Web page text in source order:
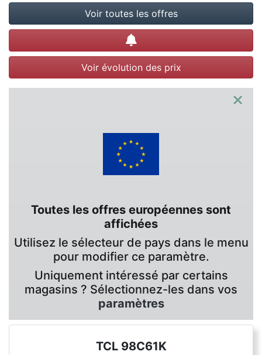
Voir toutes les offres
Créer une alerte
Voir évolution des prix
×
Toutes les offres européennes sont
affichées
Utilisez le sélecteur de pays dans le menu
pour modifier ce paramètre.
Uniquement intéressé par certains
magasins ? Sélectionnez-les dans vos
paramètres
TCL 98C61K